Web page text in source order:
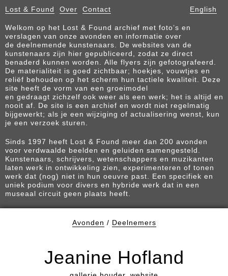
Lost & Found Over Contact English
Welkom op het Lost & Found archief met foto’s en
verslagen van onze avonden en informatie over
de deelnemende kunstenaars. De websites van de
kunstenaars zijn hier gepubliceerd, zodat ze direct
benaderd kunnen worden. Alle flyers zijn gefotografeerd.
De materialiteit is goed zichtbaar; hoekjes, vouwtjes en
reliëf behouden op het scherm hun tactiele kwaliteit. Deze
site heeft de vorm van een groeimodel
en gedraagt zichzelf ook weer als een werk; het is altijd en
nooit af. De site is een archief en wordt niet regelmatig
bijgewerkt; als je een wijziging of actualisering wenst, kun
je een verzoek sturen.
Sinds 1997 heeft Lost & Found meer dan 200 avonden
voor verdwaalde beelden en geluiden samengesteld.
Kunstenaars, schrijvers, wetenschappers en muzikanten
laten werk in ontwikkeling zien, experimenteren of tonen
werk dat (nog) niet in hun oeuvre past. Een specifiek en
uniek podium voor divers en hybride werk dat in een
museaal circuit geen plaats heeft.
Avonden / Deelnemers
Jeanine Hofland